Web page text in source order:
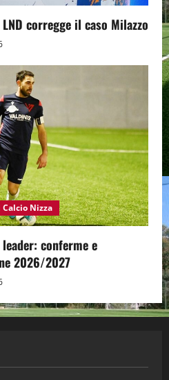
corregge il caso Milazzo
Nizza
conferme e
2026/2027